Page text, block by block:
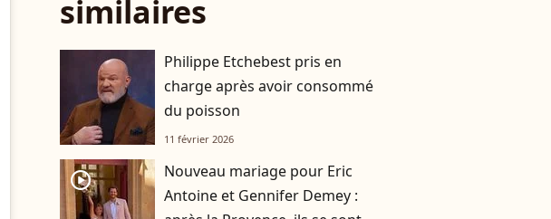
similaires
Philippe Etchebest pris en
charge après avoir consommé
du poisson
11 février 2026
player2
Nouveau mariage pour Eric
Antoine et Gennifer Demey :